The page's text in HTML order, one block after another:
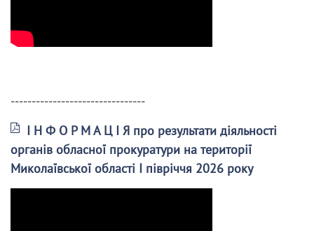
--------------------------------
І Н Ф О Р М А Ц І Я про результати діяльності
органів обласної прокуратури на території
Миколаївської області І півріччя 2026 року